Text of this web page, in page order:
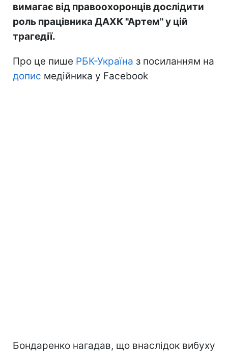
вимагає від правоохоронців дослідити
роль працівника ДАХК "Артем" у цій
трагедії.
Про це пише РБК-Україна з посиланням на
допис медійника у Facebook
Бондаренко нагадав, що внаслідок вибуху